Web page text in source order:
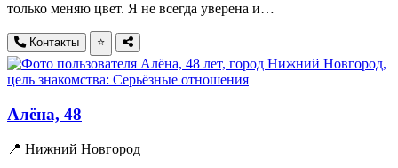
только меняю цвет. Я не всегда уверена и…
Контакты ⭐
Алёна, 48
📍 Нижний Новгород